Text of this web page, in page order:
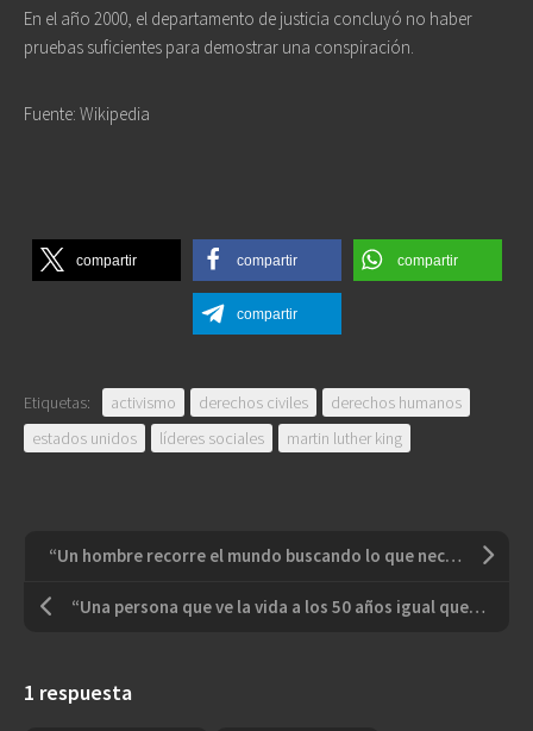
En el año 2000, el departamento de justicia concluyó no haber
pruebas suficientes para demostrar una conspiración.
Fuente: Wikipedia
compartir compartir compartir
compartir
Etiquetas: activismo derechos civiles
derechos humanos
estados unidos
líderes sociales martin luther king
“Un hombre recorre el mundo buscando lo que necesita y llega al hogar y lo encuentra.”
“Una persona que ve la vida a los 50 años igual que a los 20, ha desperdiciado 30 años de vida”
1 respuesta